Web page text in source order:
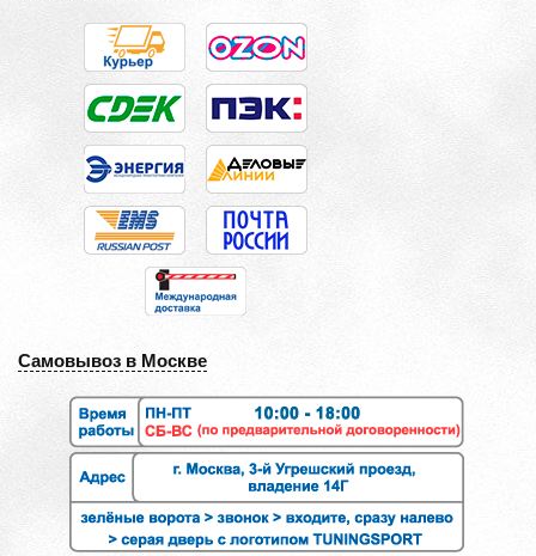
Самовывоз в Москве